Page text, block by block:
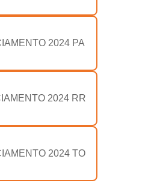
2024 PA
2024 RR
2024 TO